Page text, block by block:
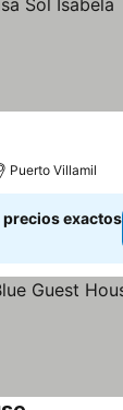
Puerto Villamil
precios exactos